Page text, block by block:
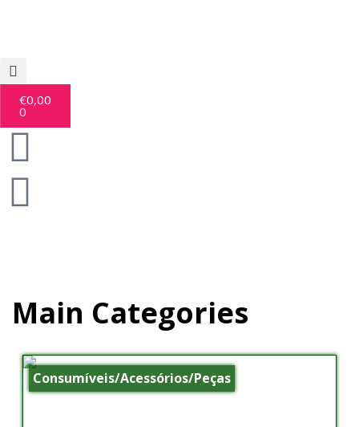
€0,00
0
Main Categories
Consumíveis/Acessórios/Peças